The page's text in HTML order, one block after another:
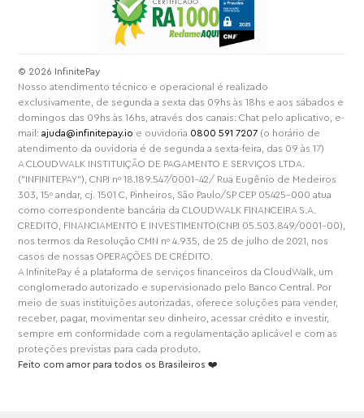
⁠© 2026 InfinitePay
Nosso atendimento técnico e operacional é realizado
exclusivamente, de segunda a sexta das 09hs às 18hs e aos sábados e
domingos das 09hs às 16hs, através dos canais: Chat pelo aplicativo, e-
mail:ajuda@infinitepay.io e ouvidoria 0800 591 7207 (o horário de
atendimento da ouvidoria é de segunda a sexta-feira, das 09 às 17)
A CLOUDWALK INSTITUIÇÃO DE PAGAMENTO E SERVIÇOS LTDA.
("INFINITEPAY"), CNPJ nº 18.189.547/0001-42/ Rua Eugênio de Medeiros
303, 15º andar, cj. 1501 C, Pinheiros, São Paulo/SP CEP 05425-000 atua
como correspondente bancária da CLOUDWALK FINANCEIRA S.A.
CREDITO, FINANCIAMENTO E INVESTIMENTO(CNPJ 05.503.849/0001-00),
nos termos da Resolução CMN nº 4.935, de 25 de julho de 2021, nos
casos de nossas OPERAÇÕES DE CRÉDITO.
A InfinitePay é a plataforma de serviços financeiros da CloudWalk, um
conglomerado autorizado e supervisionado pelo Banco Central. Por
meio de suas instituições autorizadas, oferece soluções para vender,
receber, pagar, movimentar seu dinheiro, acessar crédito e investir,
sempre em conformidade com a regulamentação aplicável e com as
proteções previstas para cada produto.
Feito com amor para todos os Brasileiros ❤️